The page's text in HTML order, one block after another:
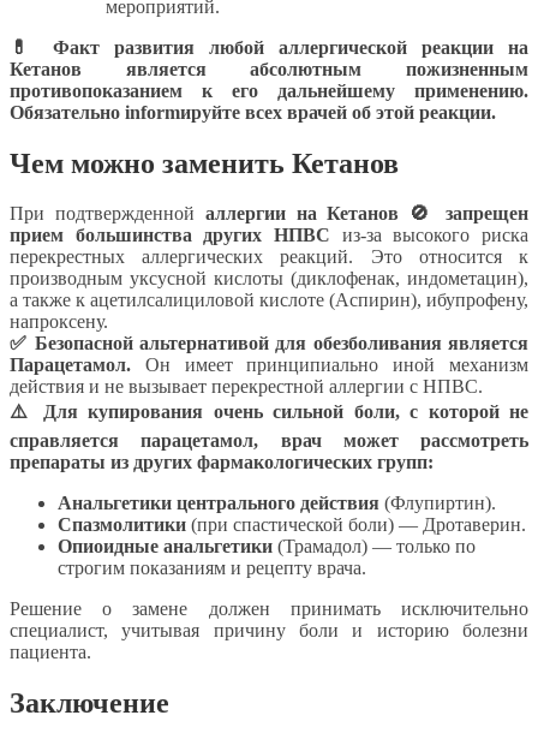
мероприятий.
💊 Факт развития любой аллергической реакции на
Кетанов является абсолютным пожизненным
противопоказанием к его дальнейшему применению.
Обязательно informируйте всех врачей об этой реакции.
Чем можно заменить Кетанов
При подтвержденной аллергии на Кетанов
🚫 запрещен
прием большинства других НПВС из-за высокого риска
перекрестных аллергических реакций. Это относится к
производным уксусной кислоты (диклофенак, индометацин),
а также к ацетилсалициловой кислоте (Аспирин), ибупрофену,
напроксену.
✅ Безопасной альтернативой для обезболивания является
Парацетамол. Он имеет принципиально иной механизм
действия и не вызывает перекрестной аллергии с НПВС.
⚠️ Для купирования очень сильной боли, с которой не
справляется парацетамол, врач может рассмотреть
препараты из других фармакологических групп:
Анальгетики центрального действия (Флупиртин).
Спазмолитики (при спастической боли) — Дротаверин.
Опиоидные анальгетики (Трамадол) — только по
строгим показаниям и рецепту врача.
Решение о замене должен принимать исключительно
специалист, учитывая причину боли и историю болезни
пациента.
Заключение